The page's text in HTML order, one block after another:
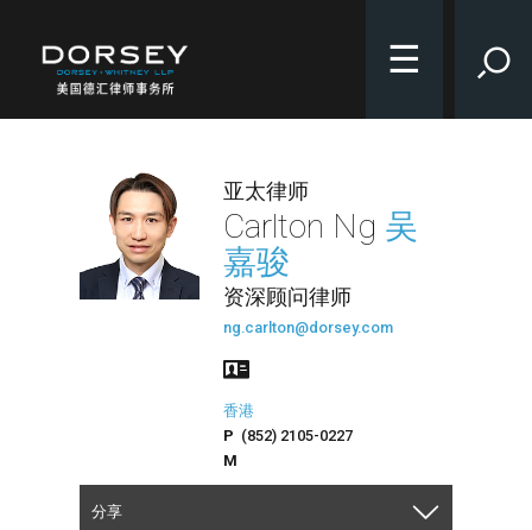
☰
亚太律师
Carlton Ng 吴
嘉骏
资深顾问律师
ng.carlton@dorsey.com
香港
P (852) 2105-0227
M
分享